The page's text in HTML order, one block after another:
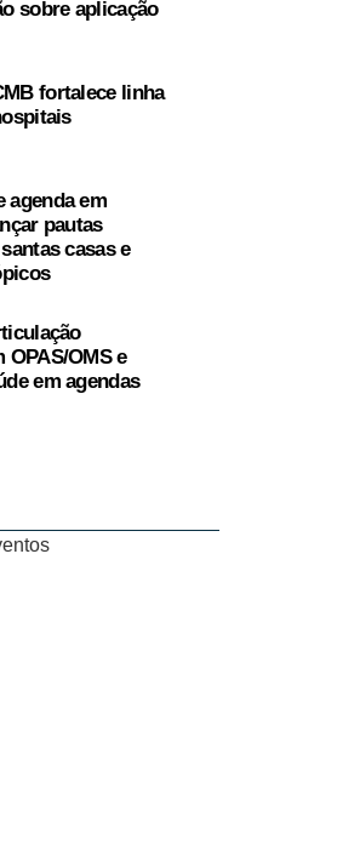
sobre aplicação
fortalece linha
agenda em
pautas
casas e
OMS e
em agendas